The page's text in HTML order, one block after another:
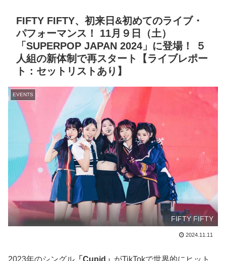
FIFTY FIFTY、初来日&初めてのライブ・
パフォーマンス！ 11月９日（土）
「SUPERPOP JAPAN 2024」に登場！ ５
人組の新体制で再スタート【ライブレポー
ト：セットリストあり】
EVENTS
FIFTY FIFTY
2024.11.11
2023年のシングル 「Cupid」 がTikTokで世界的にヒット、